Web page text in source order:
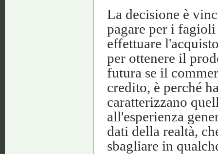
La decisione è
pagare per i
effettuare
per ottenere il
futura se il
credito, è perché
caratterizzano
all'esperienza
dati della realtà,
sbagliare in